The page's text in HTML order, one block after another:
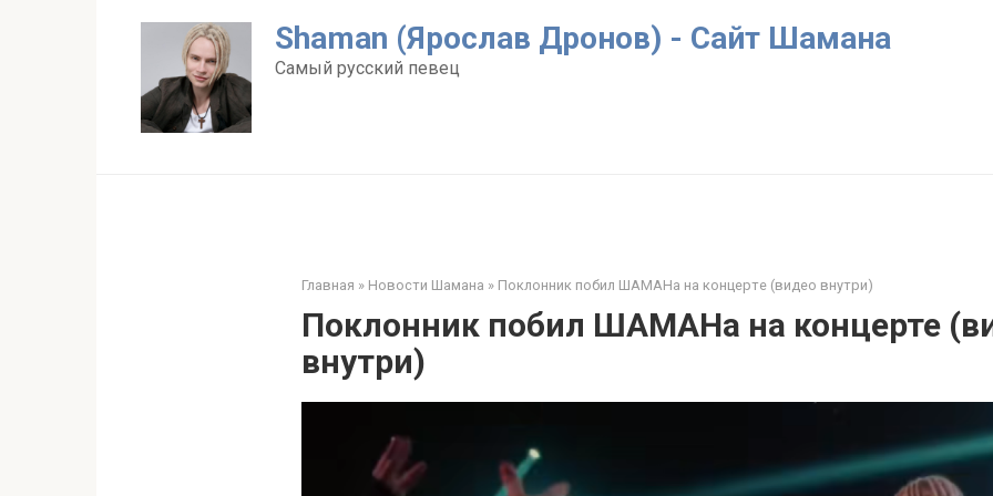
Shaman (Ярослав Дронов) - Сайт Шамана
Самый русский певец
Главная » Новости Шамана » Поклонник побил ШАМАНа на концерте (видео внутри)
Поклонник побил ШАМАНа на концерте
внутри)